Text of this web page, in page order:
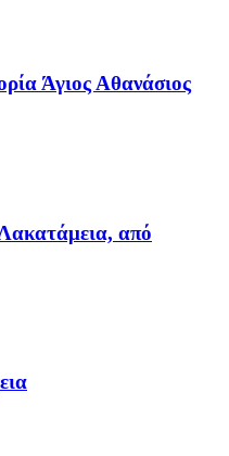
Άγιος Αθανάσιος
από